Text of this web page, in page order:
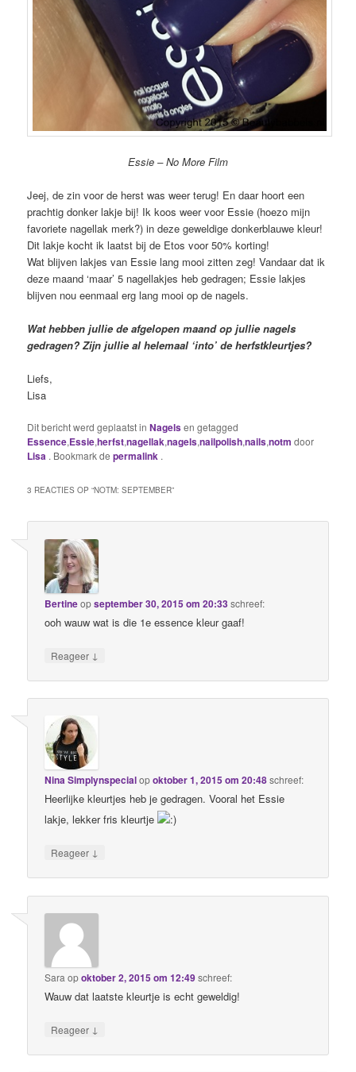
Essie – No More Film
Jeej, de zin voor de herst was weer terug! En daar hoort een
prachtig donker lakje bij! Ik koos weer voor Essie (hoezo mijn
favoriete nagellak merk?) in deze geweldige donkerblauwe kleur!
Dit lakje kocht ik laatst bij de Etos voor 50% korting!
Wat blijven lakjes van Essie lang mooi zitten zeg! Vandaar dat ik
deze maand ‘maar’ 5 nagellakjes heb gedragen; Essie lakjes
blijven nou eenmaal erg lang mooi op de nagels.
Wat hebben jullie de afgelopen maand op jullie nagels
gedragen? Zijn jullie al helemaal ‘into’ de herfstkleurtjes?
Liefs,
Lisa
Dit bericht werd geplaatst inNagelsen getagged
Essence,Essie,herfst,nagellak,nagels,nailpolish,nails,notm door
Lisa . Bookmark depermalink .
3 REACTIES OP “NOTM: SEPTEMBER”
Bertineopseptember 30, 2015 om 20:33schreef:
ooh wauw wat is die 1e essence kleur gaaf!
Reageer ↓
Nina Simplynspecialopoktober 1, 2015 om 20:48schreef:
Heerlijke kleurtjes heb je gedragen. Vooral het Essie
lakje, lekker fris kleurtje
Reageer ↓
Sara opoktober 2, 2015 om 12:49schreef:
Wauw dat laatste kleurtje is echt geweldig!
Reageer ↓